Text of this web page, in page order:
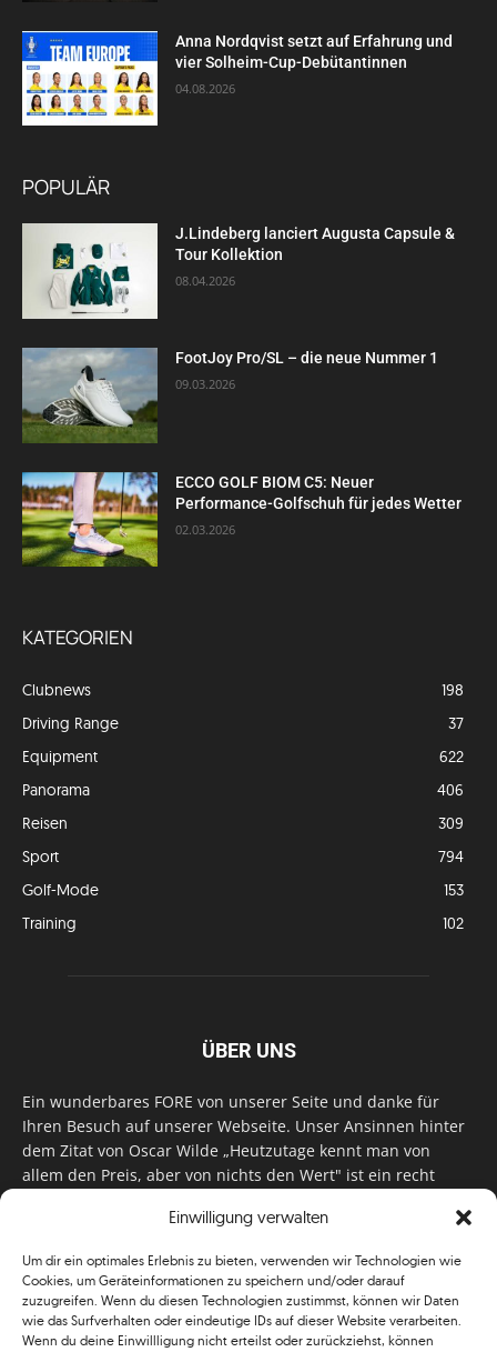
Einwilligung verwalten
Um dir ein optimales Erlebnis zu bieten, verwenden wir Technologien wie
Cookies, um Geräteinformationen zu speichern und/oder darauf
zuzugreifen. Wenn du diesen Technologien zustimmst, können wir Daten
wie das Surfverhalten oder eindeutige IDs auf dieser Website verarbeiten.
Wenn du deine Einwillligung nicht erteilst oder zurückziehst, können
Anna Nordqvist setzt auf Erfahrung und
vier Solheim-Cup-Debütantinnen
04.08.2026
POPULÄR
J.Lindeberg lanciert Augusta Capsule &
Tour Kollektion
08.04.2026
FootJoy Pro/SL – die neue Nummer 1
09.03.2026
ECCO GOLF BIOM C5: Neuer
Performance-Golfschuh für jedes Wetter
02.03.2026
KATEGORIEN
Clubnews
198
Driving Range
37
Equipment
622
Panorama
406
Reisen
309
Sport
794
Golf-Mode
153
Training
102
ÜBER UNS
Ein wunderbares FORE von unserer Seite und danke für
Ihren Besuch auf unserer Webseite. Unser Ansinnen hinter
dem Zitat von Oscar Wilde „Heutzutage kennt man von
allem den Preis, aber von nichts den Wert" ist ein recht
für Monat unser Bestes, um Sie mit außergewöhnlichen
zu versorgen. Im Magazin, auf unserer Website & auf
unseren Social Media Plattformen! Das verdient im
klassischen Wortsinn nicht nur Anerkennung!